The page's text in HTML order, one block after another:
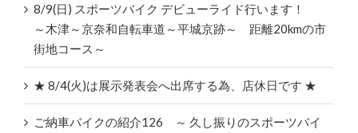
8/9(日) スポーツバイク デビューライド行います！
～木津～京奈和自転車道～平城京跡～ 距離20kmの市
街地コース～
★ 8/4(火)は展示発表会へ出席する為、店休日です ★
ご納車バイクの紹介126 ～ 久し振りのスポーツバイ